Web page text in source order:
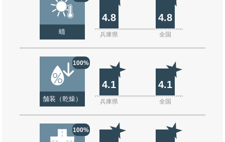
晴
4.8 4.8
兵庫県 全国
100%
舗装（乾燥）
4.1 4.1
兵庫県 全国
100%